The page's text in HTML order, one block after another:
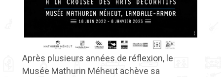
Après plusieurs années de réflexion, le
Musée Mathurin Méheut achève sa